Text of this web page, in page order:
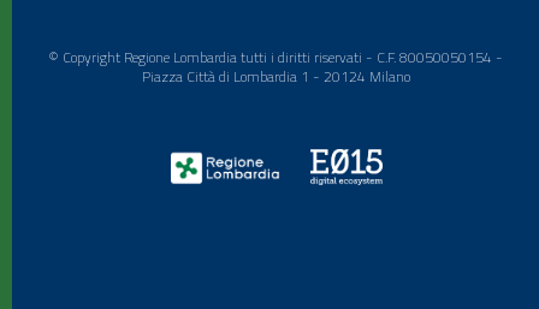
© Copyright Regione Lombardia tutti i diritti riservati - C.F. 80050050154 -
Piazza Città di Lombardia 1 - 20124 Milano